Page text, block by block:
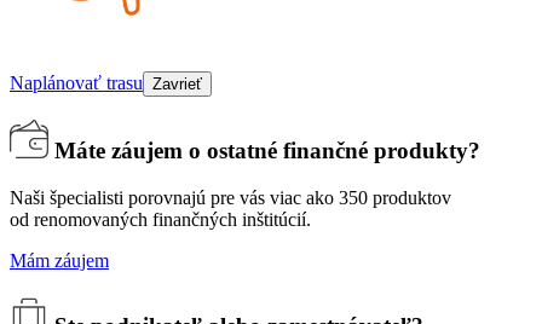
Naplánovať trasu Zavrieť
Máte záujem o ostatné finančné produkty?
Naši špecialisti porovnajú pre vás viac ako 350 produktov
od renomovaných finančných inštitúcií.
Mám záujem